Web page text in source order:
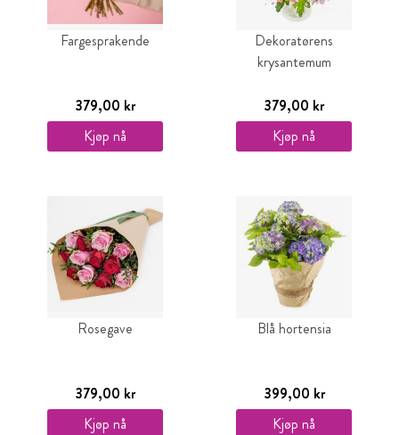
Fargesprakende
379,00 kr
Kjøp nå
Dekoratørens
krysantemum
379,00 kr
Kjøp nå
Rosegave
379,00 kr
Kjøp nå
Blå hortensia
399,00 kr
Kjøp nå